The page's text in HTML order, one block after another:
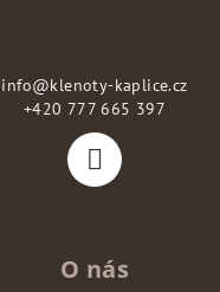
info@klenoty-kaplice.cz
+420 777 665 397
O nás